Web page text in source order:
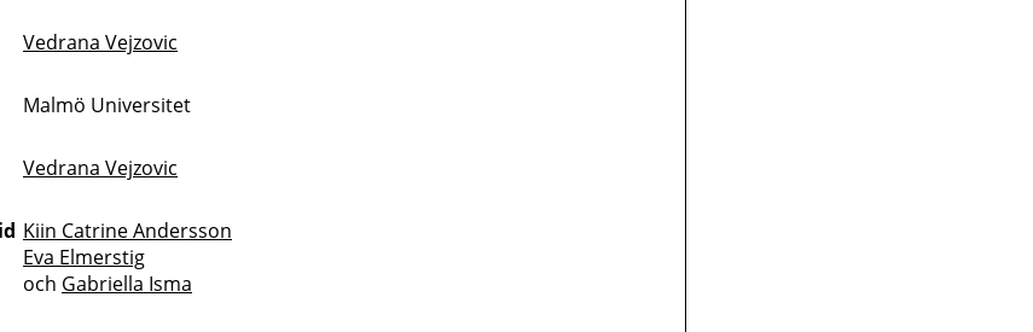
Vedrana Vejzovic
Malmö Universitet
Vedrana Vejzovic
Kiin Catrine Andersson
Eva Elmerstig
och Gabriella Isma